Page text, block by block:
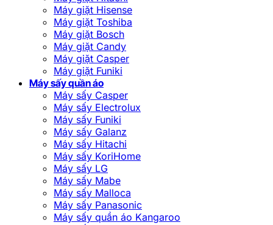
Máy giặt Hisense
Máy giặt Toshiba
Máy giặt Bosch
Máy giặt Candy
Máy giặt Casper
Máy giặt Funiki
Máy sấy quần áo
Máy sấy Casper
Máy sấy Electrolux
Máy sấy Funiki
Máy sấy Galanz
Máy sấy Hitachi
Máy sấy KoriHome
Máy sấy LG
Máy sấy Mabe
Máy sấy Malloca
Máy sấy Panasonic
Máy sấy quần áo Kangaroo